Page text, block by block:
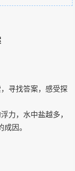
寻找答案，感受探
，水中盐越多，
因。
。